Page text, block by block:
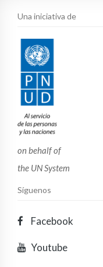
Una iniciativa de
on behalf of
the UN System
Síguenos
Facebook
Youtube